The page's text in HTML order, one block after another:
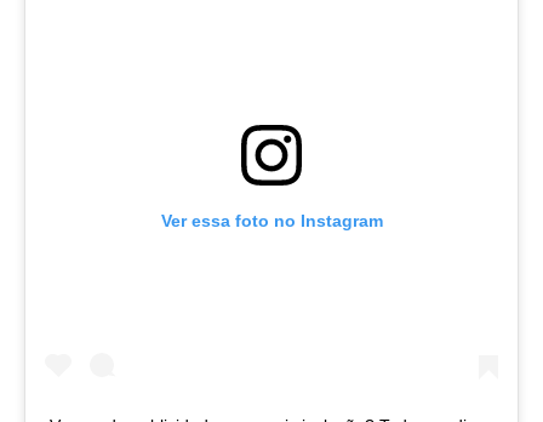
Ver essa foto no Instagram